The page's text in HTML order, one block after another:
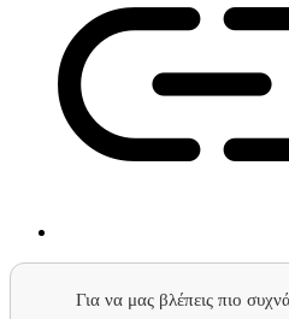
Για να μας βλέπεις πιο